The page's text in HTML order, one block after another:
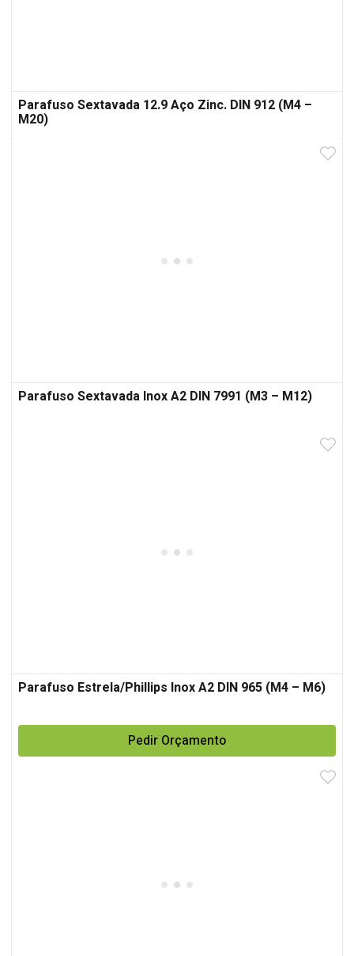
Parafuso Sextavada 12.9 Aço Zinc. DIN 912 (M4 –
M20)
Parafuso Sextavada Inox A2 DIN 7991 (M3 – M12)
Parafuso Estrela/Phillips Inox A2 DIN 965 (M4 – M6)
Pedir Orçamento